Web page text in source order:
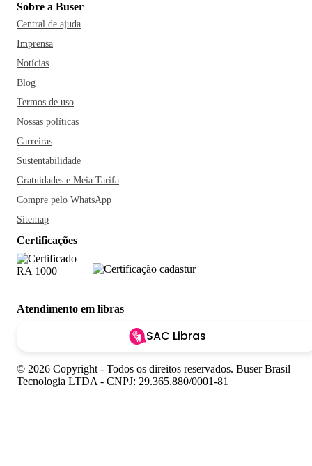
Sobre a Buser
Central de ajuda
Imprensa
Notícias
Blog
Termos de uso
Nossas políticas
Carreiras
Sustentabilidade
Gratuidades e Meia Tarifa
Compre pelo WhatsApp
Sitemap
Certificações
Atendimento em libras
SAC Libras
© 2026 Copyright - Todos os direitos reservados. Buser Brasil
Tecnologia LTDA - CNPJ: 29.365.880/0001-81